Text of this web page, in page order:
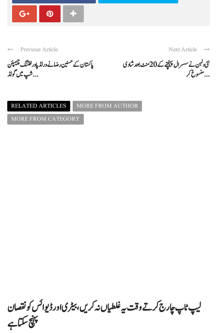
Previous Article
پاکستان کے حسنین رضا نے ورلڈ پاور لفٹنگ چیمپئن
شپ میں گولڈ ...
Next Article
نئی دلہن نے سسرال پہنچنے کے 20 منٹ بعد شادی
منسوخ کر ...
RELATED ARTICLES
MORE FROM AUTHOR
MORE FROM CATEGORY
لیپ ٹاپ چارج کرتے وقت یہ غلطیاں نہ کریں، بیٹری اور ڈیوائس کو نقصان
پہنچ سکتا ہے